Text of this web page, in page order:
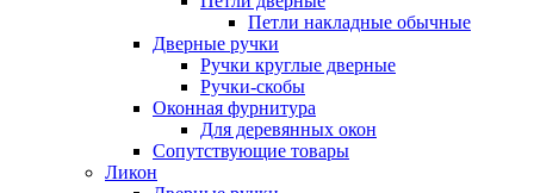
Петли накладные обычные
Дверные ручки
Ручки круглые дверные
Ручки-скобы
Оконная фурнитура
Для деревянных окон
Сопутствующие товары
Ликон